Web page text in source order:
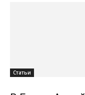
Статьи